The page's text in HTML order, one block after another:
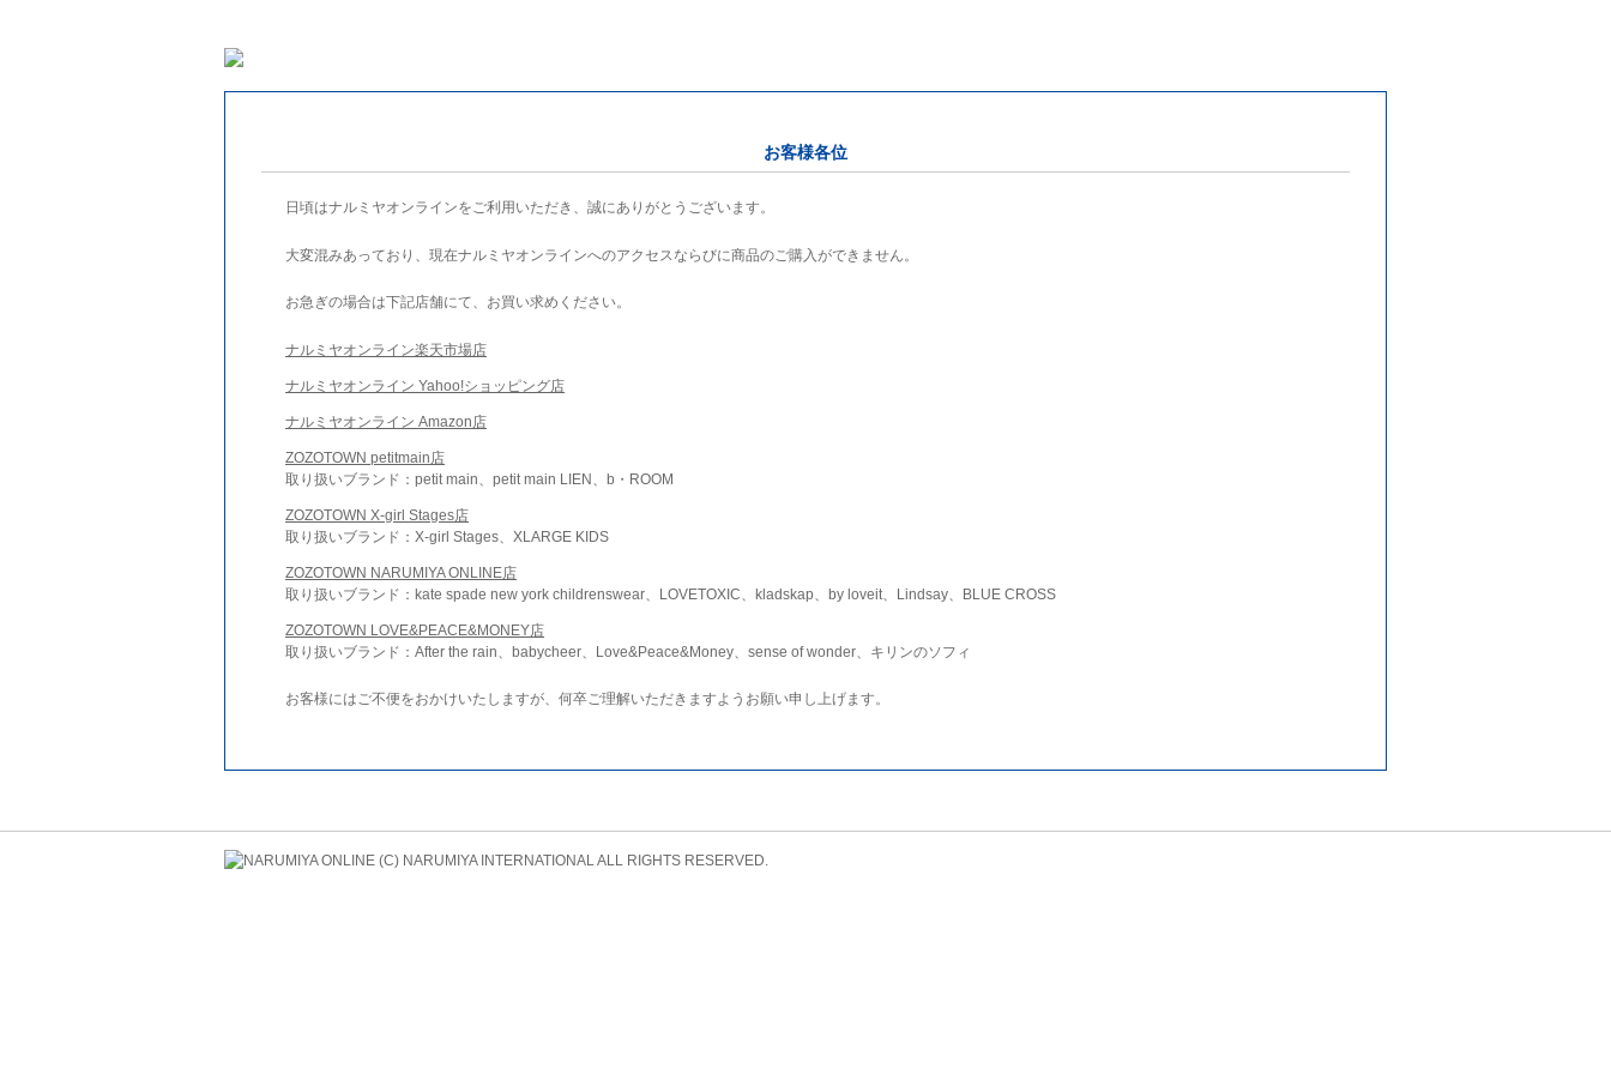
お客様各位
日頃はナルミヤオンラインをご利用いただき、誠にありがとうございます。
大変混みあっており、現在ナルミヤオンラインへのアクセスならびに商品のご購入ができません。
お急ぎの場合は下記店舗にて、お買い求めください。
ナルミヤオンライン楽天市場店
ナルミヤオンライン Yahoo!ショッピング店
ナルミヤオンライン Amazon店
ZOZOTOWN petitmain店
取り扱いブランド：petit main、petit main LIEN、b・ROOM
ZOZOTOWN X-girl Stages店
取り扱いブランド：X-girl Stages、XLARGE KIDS
ZOZOTOWN NARUMIYA ONLINE店
取り扱いブランド：kate spade new york childrenswear、LOVETOXIC、kladskap、by loveit、Lindsay、BLUE CROSS
ZOZOTOWN LOVE&PEACE&MONEY店
取り扱いブランド：After the rain、babycheer、Love&Peace&Money、sense of wonder、キリンのソフィ
お客様にはご不便をおかけいたしますが、何卒ご理解いただきますようお願い申し上げます。